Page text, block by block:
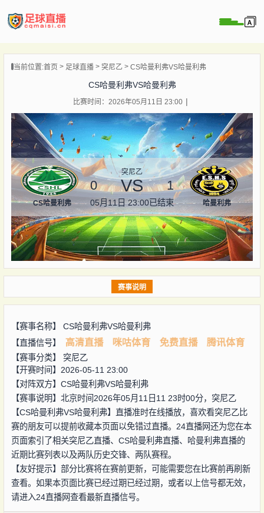
播
闻
当前位置:首页 足球直播 突尼乙 CS哈曼利弗VS哈曼利弗
CS哈曼利弗VS哈曼利弗
比赛时间：2026年05月11日 23:00
CS哈曼利弗
突尼乙
0 VS 1
05月11日 23:00已结束 哈曼利弗
赛事说明
【赛事名称】 CS哈曼利弗VS哈曼利弗
【直播信号】
高清直播 咪咕体育 免费直播 腾讯体育
【赛事分类】 突尼乙
【开赛时间】2026-05-11 23:00
【对阵双方】 CS哈曼利弗VS哈曼利弗
【赛事说明】北京时间2026年05月11日11 23时00分，突尼乙
【CS哈曼利弗VS哈曼利弗】直播准时在线播放，喜欢看突尼乙比
赛的朋友可以提前收藏本页面以免错过直播。24直播网还为您在本
页面索引了相关突尼乙直播、CS哈曼利弗直播、哈曼利弗直播的
近期比赛列表以及两队历史交锋、两队赛程。
【友好提示】部分比赛将在赛前更新，可能需要您在比赛前再刷新
查看。如果本页面比赛已经过期已经过期，或者以上信号都无效，
请进入24直播网查看最新直播信号。